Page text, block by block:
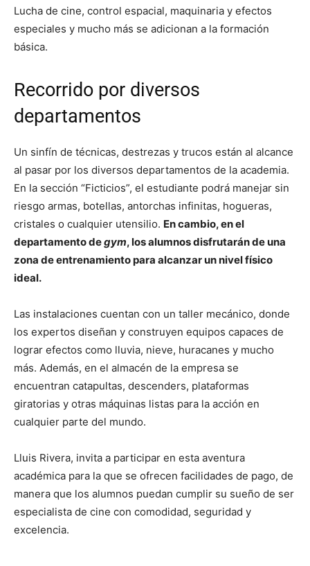
Lucha de cine, control espacial, maquinaria y efectos
especiales y mucho más se adicionan a la formación
básica.
Recorrido por diversos
departamentos
Un sinfín de técnicas, destrezas y trucos están al alcance
al pasar por los diversos departamentos de la academia.
En la sección “Ficticios”, el estudiante podrá manejar sin
riesgo armas, botellas, antorchas infinitas, hogueras,
cristales o cualquier utensilio. En cambio, en el
departamento degym, los alumnos disfrutarán de una
zona de entrenamiento para alcanzar un nivel físico
ideal.
Las instalaciones cuentan con un taller mecánico, donde
los expertos diseñan y construyen equipos capaces de
lograr efectos como lluvia, nieve, huracanes y mucho
más. Además, en el almacén de la empresa se
encuentran catapultas, descenders, plataformas
giratorias y otras máquinas listas para la acción en
cualquier parte del mundo.
Lluis Rivera, invita a participar en esta aventura
académica para la que se ofrecen facilidades de pago, de
manera que los alumnos puedan cumplir su sueño de ser
especialista de cine con comodidad, seguridad y
excelencia.